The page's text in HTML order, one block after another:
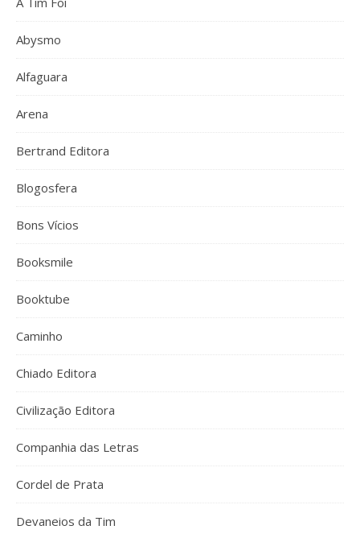
Abysmo
Alfaguara
Arena
Bertrand Editora
Blogosfera
Bons Vícios
Booksmile
Booktube
Caminho
Chiado Editora
Civilização Editora
Companhia das Letras
Cordel de Prata
Devaneios da Tim